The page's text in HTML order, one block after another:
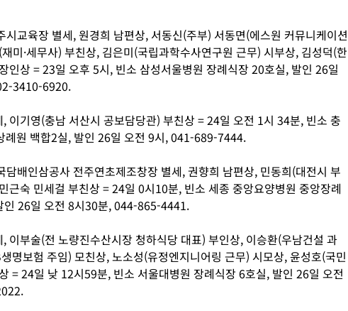
교육장 별세, 원경희 남편상, 서동신(주부) 서동면(에스원 커뮤니케이션
미·세무사) 부친상, 김은미(국립과학수사연구원 근무) 시부상, 김성덕(한
인상 = 23일 오후 5시, 빈소 삼성서울병원 장례식장 20호실, 발인 26일
3410-6920.
이기영(충남 서산시 공보담당관) 부친상 = 24일 오전 1시 34분, 빈소 충
례원 백합2실, 발인 26일 오전 9시, 041-689-7444.
배인삼공사 전주연초제조창장 별세, 권향희 남편상, 민동희(대전시 부
근숙 민세걸 부친상 = 24일 0시10분, 빈소 세종 중앙요양병원 중앙장례
인 26일 오전 8시30분, 044-865-4441.
이부술(전 노량진수산시장 청하식당 대표) 부인상, 이승환(우남건설 과
명보험 주임) 모친상, 노소성(유정엔지니어링 근무) 시모상, 윤성호(국민
= 24일 낮 12시59분, 빈소 서울대병원 장례식장 6호실, 발인 26일 오전